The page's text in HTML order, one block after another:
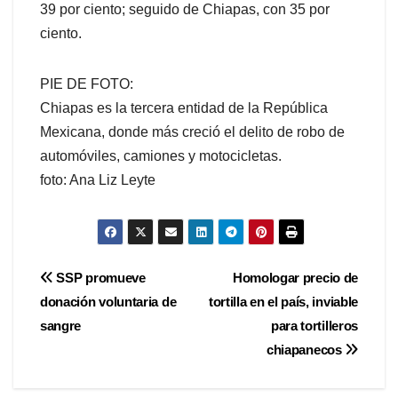
39 por ciento; seguido de Chiapas, con 35 por
ciento.
PIE DE FOTO:
Chiapas es la tercera entidad de la República
Mexicana, donde más creció el delito de robo de
automóviles, camiones y motocicletas.
foto: Ana Liz Leyte
Navegación
de
Homologar precio de
tortilla en el país, inviable
para tortilleros
chiapanecos
SSP promueve
donación voluntaria de
sangre